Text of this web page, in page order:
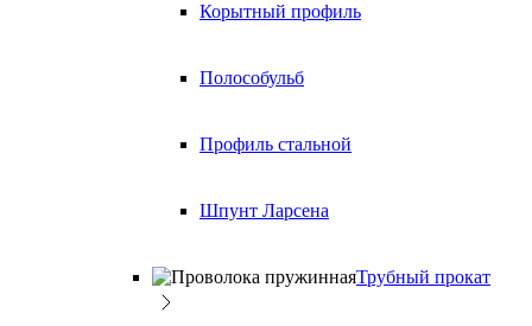
Корытный профиль
Полособульб
Профиль стальной
Шпунт Ларсена
Трубный прокат